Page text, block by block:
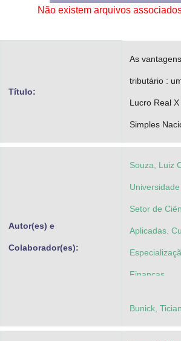
Advocacia-Geral da União
Não existem arquivos
Título:
As
tributário :
Lucro Real
Simples
Autor(es) e
Colaborador(es):
Souza, Luiz
Setor de
Aplicadas.
Finanças
Bunick,